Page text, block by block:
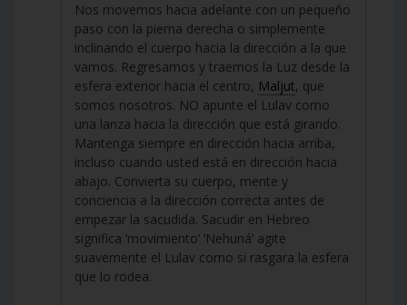
Nos movemos hacia adelante con un pequeño
paso con la pierna derecha o simplemente
inclinando el cuerpo hacia la dirección a la que
vamos. Regresamos y traemos la Luz desde la
esfera exterior hacia el centro, Maljut, que
somos nosotros. NO apunte el Lulav como
una lanza hacia la dirección que está girando.
Mantenga siempre en dirección hacia arriba,
incluso cuando usted está en dirección hacia
abajo. Convierta su cuerpo, mente y
conciencia a la dirección correcta antes de
empezar la sacudida. Sacudir en Hebreo
significa ‘movimiento’ ‘Nehuná’ agite
suavemente el Lulav como si rasgara la esfera
que lo rodea.